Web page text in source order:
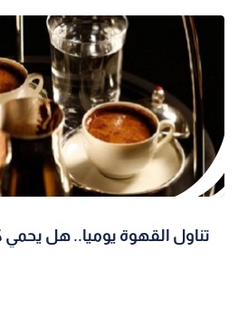
تناول القهوة يوميا.. هل يحمي